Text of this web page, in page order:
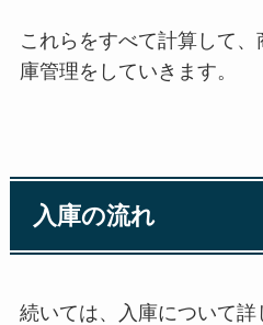
これらをすべて計算して
庫管理をしていきます。
入庫の流れ
続いては、入庫について